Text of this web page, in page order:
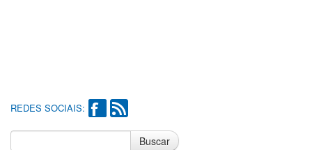
REDES SOCIAIS:
Buscar